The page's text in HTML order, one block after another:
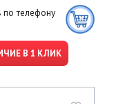
по телефону
В 1 КЛИК